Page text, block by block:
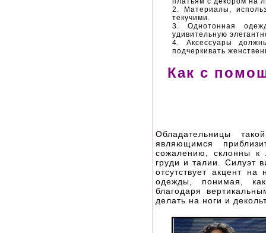
Материалы,
текучими.
Однотонная
удивительную
Аксессуары
подчеркивать
Как с
Обладательницы
являющимся
сожалению, склонны к
груди и талии. Силуэт
отсутствует акцент
одежды, понимая,
благодаря
делать на ноги и